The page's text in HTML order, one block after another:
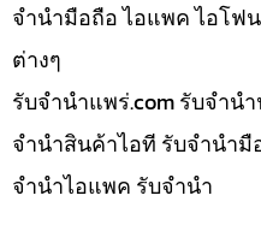
จำนำมือถือ ไอแพค ไอโฟ
ต่างๆ
รับจํานําแพร่.com รับจำน
จำนำสินค้าไอที รับจำนำ
จำนำไอแพค รับจำนำ